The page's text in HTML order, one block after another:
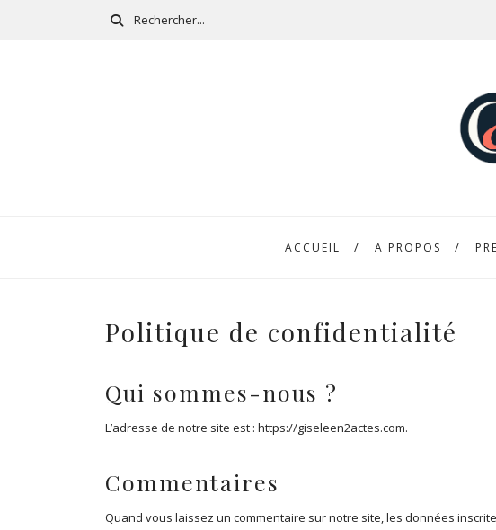
ACCUEIL A PROPOS
Politique de confidentialité
Qui sommes-nous ?
L’adresse de notre site est : https://giseleen2actes.com.
Commentaires
Quand vous laissez un commentaire sur notre site, les données